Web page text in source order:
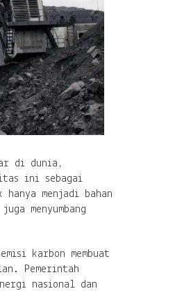
di dunia,
ini sebagai
menjadi bahan
menyumbang
karbon membuat
Pemerintah
nasional dan